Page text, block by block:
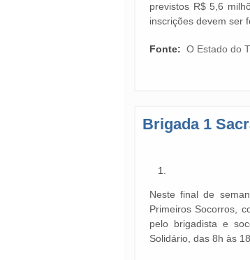
previstos R$ 5,6
inscrições devem ser
Fonte: O Estado do
Brigada 1
Neste final de
Primeiros Socorros,
pelo brigadista e
Solidário, das 8h às